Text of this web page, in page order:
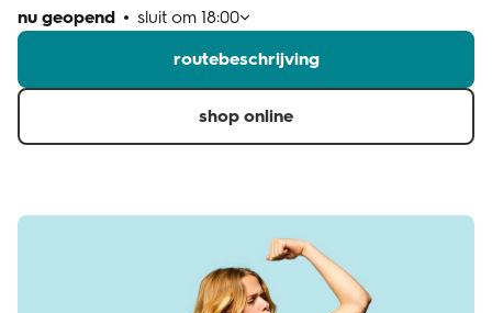
nu geopend sluit om 18:00
routebeschrijving
shop online